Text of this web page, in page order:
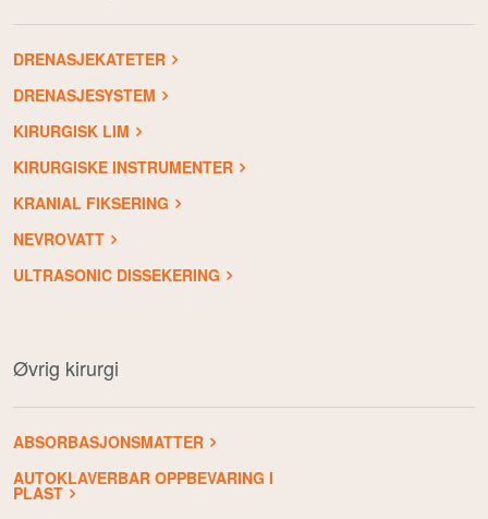
DRENASJEKATETER
DRENASJESYSTEM
KIRURGISK LIM
KIRURGISKE INSTRUMENTER
KRANIAL FIKSERING
NEVROVATT
ULTRASONIC DISSEKERING
Øvrig kirurgi
ABSORBASJONSMATTER
AUTOKLAVERBAR OPPBEVARING I
PLAST